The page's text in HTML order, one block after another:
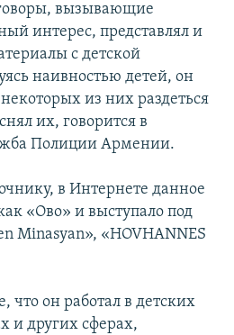
вызывающие
интерес, представлял и
с детской
наивностью детей, он
из них раздеться
их, говорится в
Полиции Армении.
в Интернете данное
«Ово» и выступало под
Minasyan», «HOVHANNES
что он работал в детских
и других сферах,